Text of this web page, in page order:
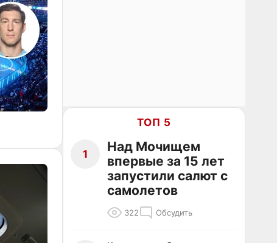
ТОП 5
1
Над Мочищем
впервые за 15 лет
запустили салют с
самолетов
322 Обсудить